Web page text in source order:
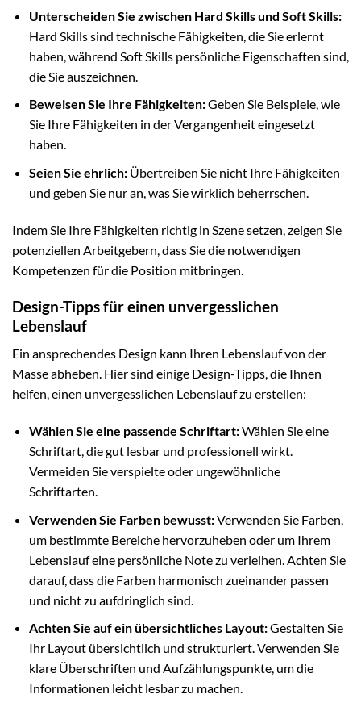
Unterscheiden Sie zwischen Hard Skills und Soft Skills:
Hard Skills sind technische Fähigkeiten, die Sie erlernt
haben, während Soft Skills persönliche Eigenschaften sind,
die Sie auszeichnen.
Beweisen Sie Ihre Fähigkeiten:Geben Sie Beispiele, wie
Sie Ihre Fähigkeiten in der Vergangenheit eingesetzt
haben.
Seien Sie ehrlich:Übertreiben Sie nicht Ihre Fähigkeiten
und geben Sie nur an, was Sie wirklich beherrschen.
Indem Sie Ihre Fähigkeiten richtig in Szene setzen, zeigen Sie
potenziellen Arbeitgebern, dass Sie die notwendigen
Kompetenzen für die Position mitbringen.
Design-Tipps für einen unvergesslichen
Lebenslauf
Ein ansprechendes Design kann Ihren Lebenslauf von der
Masse abheben. Hier sind einige Design-Tipps, die Ihnen
helfen, einen unvergesslichen Lebenslauf zu erstellen:
Wählen Sie eine passende Schriftart:Wählen Sie eine
Schriftart, die gut lesbar und professionell wirkt.
Vermeiden Sie verspielte oder ungewöhnliche
Schriftarten.
Verwenden Sie Farben bewusst:Verwenden Sie Farben,
um bestimmte Bereiche hervorzuheben oder um Ihrem
Lebenslauf eine persönliche Note zu verleihen. Achten Sie
darauf, dass die Farben harmonisch zueinander passen
und nicht zu aufdringlich sind.
Achten Sie auf ein übersichtliches Layout:Gestalten Sie
Ihr Layout übersichtlich und strukturiert. Verwenden Sie
klare Überschriften und Aufzählungspunkte, um die
Informationen leicht lesbar zu machen.